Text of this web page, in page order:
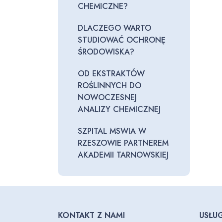
CHEMICZNE?
DLACZEGO WARTO
STUDIOWAĆ OCHRONĘ
ŚRODOWISKA?
OD EKSTRAKTÓW
ROŚLINNYCH DO
NOWOCZESNEJ
ANALIZY CHEMICZNEJ
SZPITAL MSWIA W
RZESZOWIE PARTNEREM
AKADEMII TARNOWSKIEJ
KONTAKT Z NAMI